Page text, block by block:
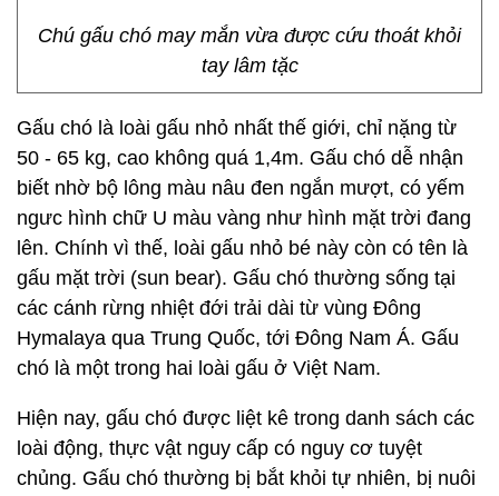
Chú gấu chó may mắn vừa được cứu thoát khỏi
tay lâm tặc
Gấu chó là loài gấu nhỏ nhất thế giới, chỉ nặng từ
50 - 65 kg, cao không quá 1,4m. Gấu chó dễ nhận
biết nhờ bộ lông màu nâu đen ngắn mượt, có yếm
ngưc hình chữ U màu vàng như hình mặt trời đang
lên. Chính vì thế, loài gấu nhỏ bé này còn có tên là
gấu mặt trời (sun bear). Gấu chó thường sống tại
các cánh rừng nhiệt đới trải dài từ vùng Đông
Hymalaya qua Trung Quốc, tới Đông Nam Á. Gấu
chó là một trong hai loài gấu ở Việt Nam.
Hiện nay, gấu chó được liệt kê trong danh sách các
loài động, thực vật nguy cấp có nguy cơ tuyệt
chủng. Gấu chó thường bị bắt khỏi tự nhiên, bị nuôi